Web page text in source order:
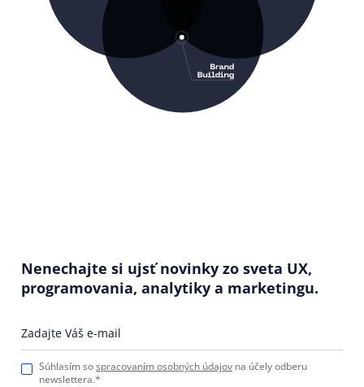
Nenechajte si ujsť novinky zo sveta UX,
programovania, analytiky a marketingu.
Zadajte Váš e-mail
Súhlasím sospracovaním osobných údajov na účely odberu
newslettera.*